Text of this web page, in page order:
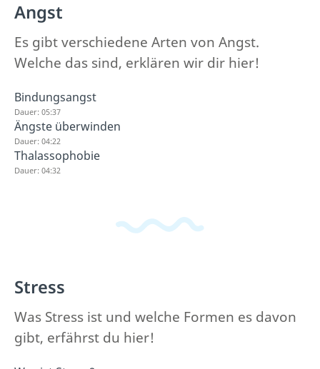
Angst
Es gibt verschiedene Arten von Angst.
Welche das sind, erklären wir dir hier!
Bindungsangst
Dauer: 05:37
Ängste überwinden
Dauer: 04:22
Thalassophobie
Dauer: 04:32
Stress
Was Stress ist und welche Formen es davon
gibt, erfährst du hier!